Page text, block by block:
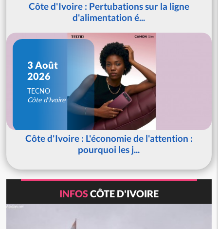
Côte d'Ivoire : Pertubations sur la ligne
d'alimentation é...
3 Août
2026
TECNO
Côte d'Ivoire
Côte d'Ivoire : L'économie de l'attention :
pourquoi les j...
INFOSCÔTE D'IVOIRE